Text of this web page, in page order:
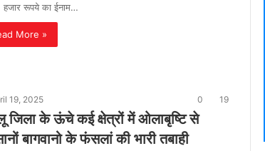
हजार रूपये का ईनाम…
More »
19, 2025 0 19
जिला के ऊंचे कई क्षेत्रों में ओलाबृष्टि से
बागवानो के फंसलां की भारी तबाही